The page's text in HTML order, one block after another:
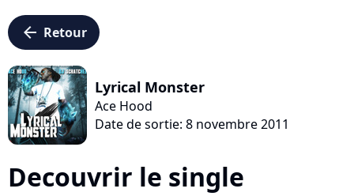
arrow_left Retour
Lyrical Monster
Ace Hood
Date de sortie: 8 novembre 2011
Decouvrir le single